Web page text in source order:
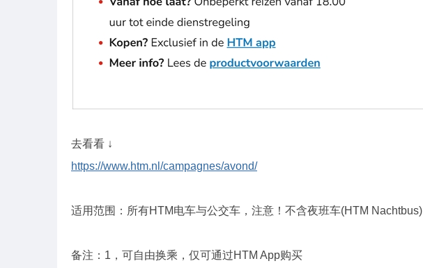
去看看 ↓
https://www.htm.nl/campagnes/avond/
适用范围：所有HTM电车与公交车，注意！不含夜班车(HTM Nachtbus)
备注：1，可自由换乘，仅可通过HTM App购买